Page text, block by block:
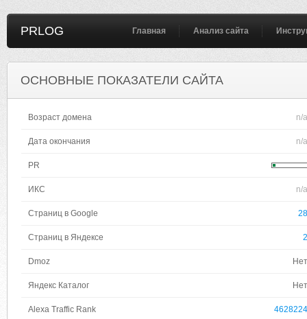
PRLOG Главная Анализ сайта
ОСНОВНЫЕ ПОКАЗАТЕЛИ САЙТА
Возраст домена n/a
Дата окончания n/a
PR
ИКС n/a
Страниц в Google 28
Страниц в Яндексе 2
Dmoz Нет
Яндекс Каталог Нет
Alexa Traffic Rank 4628224